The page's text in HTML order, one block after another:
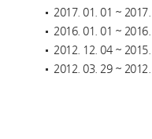
2017. 01. 01 ~
2016. 01. 01 ~
2012. 12. 04 ~
2012. 03. 29 ~